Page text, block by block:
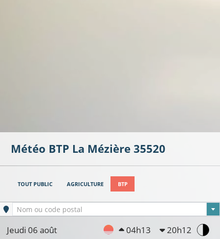
Météo BTP La Mézière 35520
TOUT PUBLIC AGRICULTURE BTP
Ville sélectionnée
Nom ou code postal
Jeudi 06 août 04h13 20h12